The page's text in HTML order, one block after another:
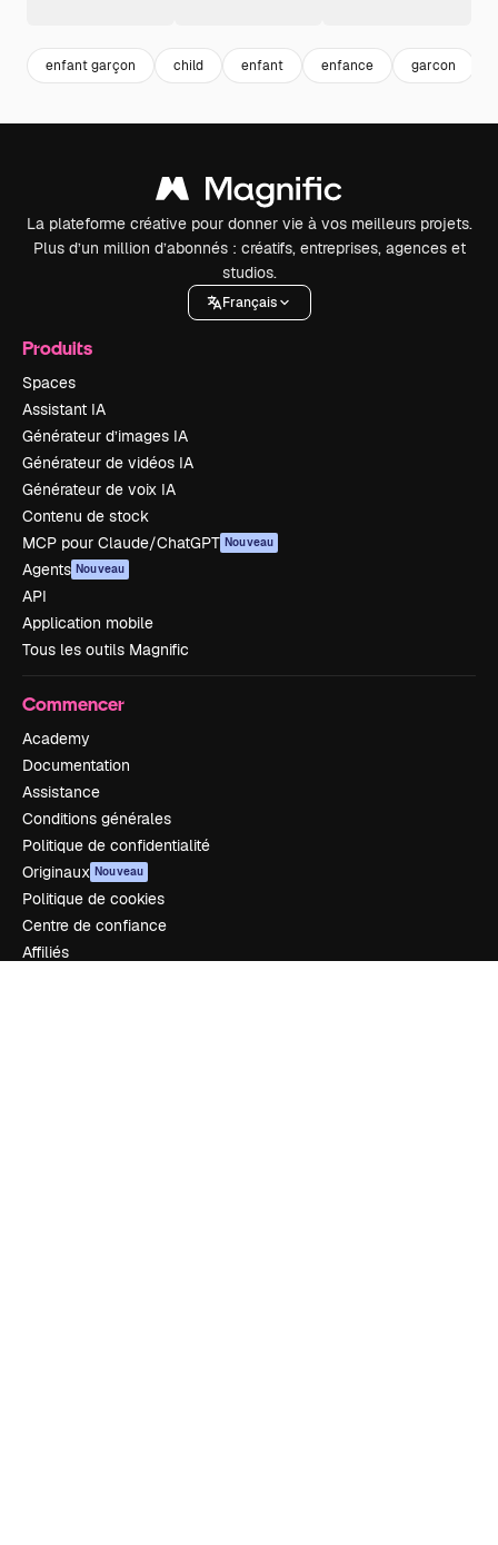
enfant garçon child enfant enfance garcon
La plateforme créative pour donner vie à vos meilleurs projets.
Plus d’un million d’abonnés : créatifs, entreprises, agences et
studios.
Français
Produits
Spaces
Assistant IA
Générateur d’images IA
Générateur de vidéos IA
Générateur de voix IA
Contenu de stock
MCP pour Claude/ChatGPT Nouveau
Agents Nouveau
API
Application mobile
Tous les outils Magnific
Commencer
Academy
Documentation
Assistance
Conditions générales
Politique de confidentialité
Originaux Nouveau
Politique de cookies
Centre de confiance
Affiliés